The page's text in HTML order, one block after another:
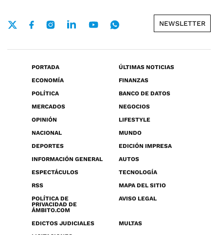
NEWSLETTER
PORTADA
ÚLTIMAS NOTICIAS
ECONOMÍA
FINANZAS
POLÍTICA
BANCO DE DATOS
MERCADOS
NEGOCIOS
OPINIÓN
LIFESTYLE
NACIONAL
MUNDO
DEPORTES
EDICIÓN IMPRESA
INFORMACIÓN GENERAL
AUTOS
ESPECTÁCULOS
TECNOLOGÍA
RSS
MAPA DEL SITIO
POLÍTICA DE
PRIVACIDAD DE
ÁMBITO.COM
AVISO LEGAL
EDICTOS JUDICIALES
MULTAS